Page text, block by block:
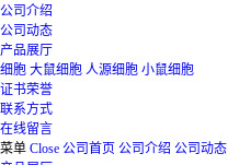
公司介绍
公司动态
产品展厅
细胞 大鼠细胞 人源细胞 小鼠细胞
证书荣誉
联系方式
在线留言
菜单 Close 公司首页 公司介绍 公司动态